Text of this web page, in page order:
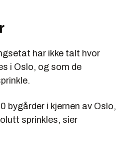
har ikke talt hvor
i Oslo, og som de
bygårder i kjernen av Oslo,
sprinkles, sier